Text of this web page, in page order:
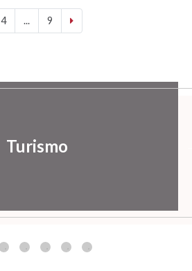
4 ... 9
Turismo